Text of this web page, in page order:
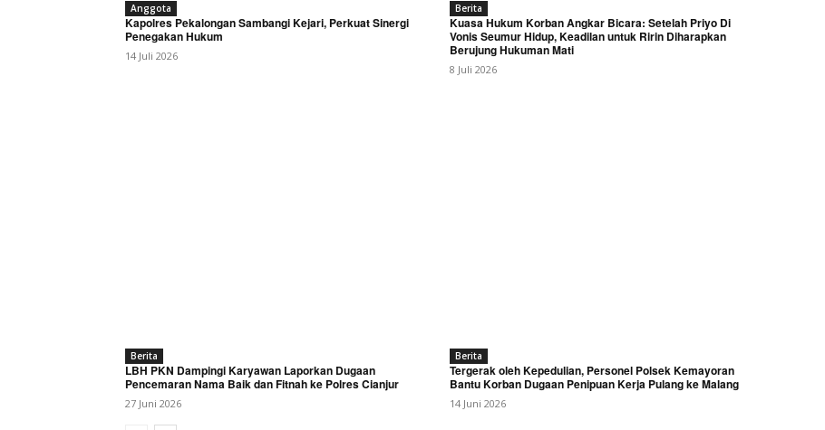
Anggota
Kapolres Pekalongan Sambangi Kejari, Perkuat Sinergi
Penegakan Hukum
14 Juli 2026
Berita
Kuasa Hukum Korban Angkar Bicara: Setelah Priyo Di
Vonis Seumur Hidup, Keadilan untuk Ririn Diharapkan
Berujung Hukuman Mati
8 Juli 2026
Berita
LBH PKN Dampingi Karyawan Laporkan Dugaan
Pencemaran Nama Baik dan Fitnah ke Polres Cianjur
27 Juni 2026
Berita
Tergerak oleh Kepedulian, Personel Polsek Kemayoran
Bantu Korban Dugaan Penipuan Kerja Pulang ke Malang
14 Juni 2026